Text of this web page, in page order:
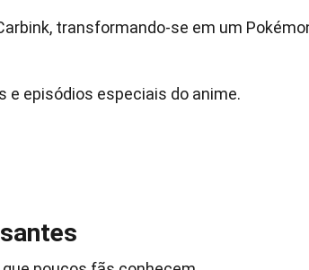
transformando-se em um
e episódios especiais do anime.